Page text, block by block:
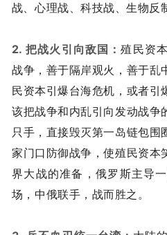
战、心理战、科技战、生物反
2. 把战火引向敌国：殖民资
战争，善于隔岸观火，善于乱
民资本引爆台海危机，或者引
该把战争和内乱引向发动战争
只手，直接毁灭第一岛链包
家门口防御战争，使殖民资本
界大战的准备，俄罗斯主导
场，中俄联手，战而胜之。